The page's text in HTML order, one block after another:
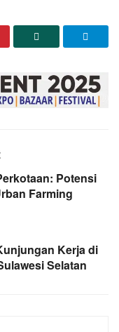
Potensi
Farming
Kerja di
Selatan